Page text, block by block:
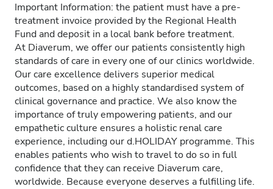
Important Information: the patient must have a pre-
treatment invoice provided by the Regional Health
Fund and deposit in a local bank before treatment.
At Diaverum, we offer our patients consistently high
standards of care in every one of our clinics worldwide.
Our care excellence delivers superior medical
outcomes, based on a highly standardised system of
clinical governance and practice. We also know the
importance of truly empowering patients, and our
empathetic culture ensures a holistic renal care
experience, including our d.HOLIDAY programme. This
enables patients who wish to travel to do so in full
confidence that they can receive Diaverum care,
worldwide. Because everyone deserves a fulfilling life.